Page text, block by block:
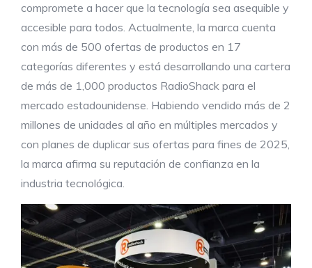
compromete a hacer que la tecnología sea asequible y
accesible para todos. Actualmente, la marca cuenta
con más de 500 ofertas de productos en 17
categorías diferentes y está desarrollando una cartera
de más de 1,000 productos RadioShack para el
mercado estadounidense. Habiendo vendido más de 2
millones de unidades al año en múltiples mercados y
con planes de duplicar sus ofertas para fines de 2025,
la marca afirma su reputación de confianza en la
industria tecnológica.